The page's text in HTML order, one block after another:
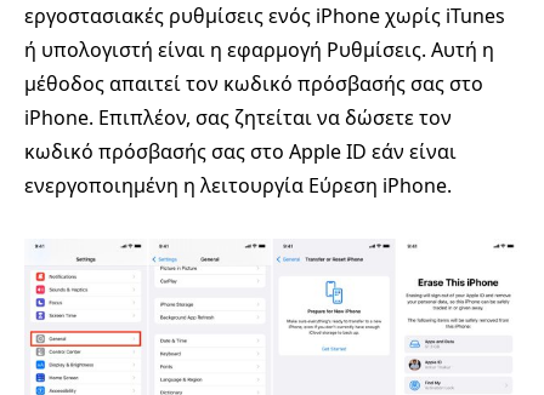
εργοστασιακές ρυθμίσεις ενός iPhone χωρίς iTunes
ή υπολογιστή είναι η εφαρμογή Ρυθμίσεις. Αυτή η
μέθοδος απαιτεί τον κωδικό πρόσβασής σας στο
iPhone. Επιπλέον, σας ζητείται να δώσετε τον
κωδικό πρόσβασής σας στο Apple ID εάν είναι
ενεργοποιημένη η λειτουργία Εύρεση iPhone.